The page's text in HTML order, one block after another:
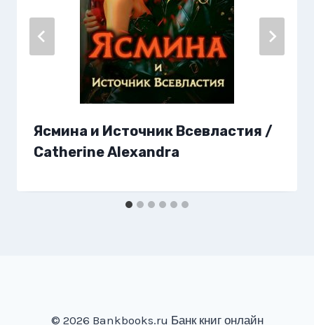
Ясмина и Источник Всевластия /
Catherine Alexandra
© 2026 Bankbooks.ru Банк книг онлайн